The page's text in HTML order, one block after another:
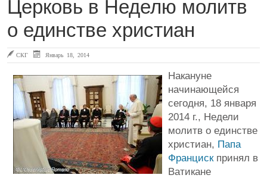
Церковь в Неделю молитв
о единстве христиан
СКГ Январь 18, 2014
Накануне
начинающейся
сегодня, 18 января
2014 г., Недели
молитв о единстве
христиан, Папа
Францискпринял в
Ватикане